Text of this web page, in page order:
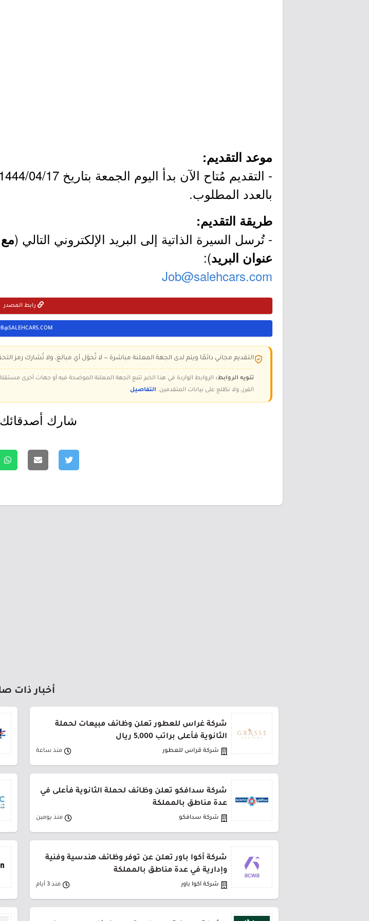
موعد التقديم:
بالعدد المطلوب.
طريقة التقديم:
- تُرسل السيرة الذاتية إلى البريد الإلكتروني التالي (
عنوان البريد):
Job@salehcars.com
رابط المصدر
التقديم مجاني دائمًا ويتم لدى الجهة المعلنة مباشرة — لا تُحوّل أي مبالغ، ولا تُشارك رمز
تنويه الروابط: الروابط الواردة في هذا الخبر تتبع الجهة المعلنة الموضحة فيه أو جهات أخرى
الفرز، ولا نطّلع على بيانات المتقدمين. التفاصيل
شارك أصدقائك
أخبار ذات
شركة غراس للعطور تعلن وظائف مبيعات لحملة
الثانوية فأعلى براتب 5,000 ريال
شركة قراس للعطور منذ ساعة
شركة سدافكو تعلن وظائف لحملة الثانوية فأعلى في
عدة مناطق بالمملكة
شركة سدافكو منذ يومين
شركة أكوا باور تعلن عن توفر وظائف هندسية وفنية
وإدارية في عدة مناطق بالمملكة
شركة أكوا باور منذ 3 أيام